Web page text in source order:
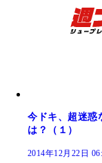
今ドキ、超迷惑
は？（１）
2014年12月22日